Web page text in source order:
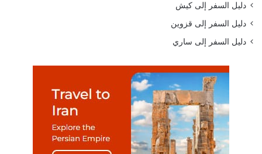
دليل السفر إلى كيش
دليل السفر إلى قزوين
دليل السفر إلى ساري